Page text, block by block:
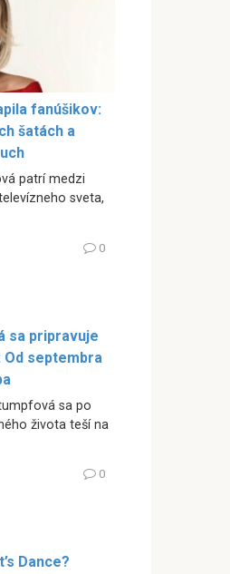
fanúšikov:
šatách a
patrí medzi
sveta,
0
sa pripravuje
septembra
sa po
života teší na
0
Dance?